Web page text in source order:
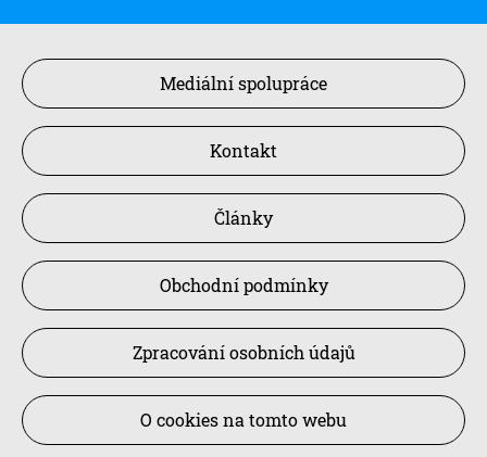
Mediální spolupráce
Kontakt
Články
Obchodní podmínky
Zpracování osobních údajů
O cookies na tomto webu